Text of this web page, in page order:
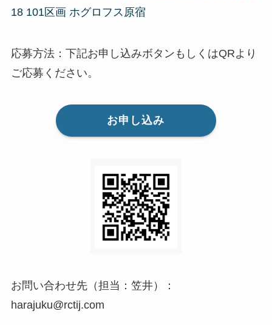
18 101区画 ホグロフス原宿
応募方法：下記お申し込みボタンもしくはQRより
ご応募ください。
お申し込み
お問い合わせ先（担当：笠井）：
harajuku@rctij.com